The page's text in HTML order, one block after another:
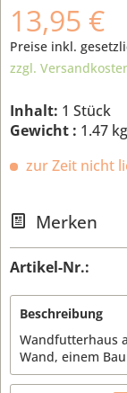
13,95 €
Preise inkl.
zzgl.
Inhalt: 1 Stück
Gewicht : 1.47 kg
zur Zeit nicht
Merken
Artikel-Nr.:
Beschreibung
Wandfutterhaus
Wand, einem